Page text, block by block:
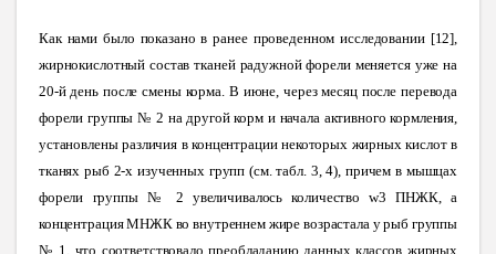
Как нами было показано в ранее проведенном исследовании [12],
жирнокислотный состав тканей радужной форели меняется уже на
20-й день после смены корма. В июне, через месяц после перевода
форели группы № 2 на другой корм и начала активного кормления,
установлены различия в концентрации некоторых жирных кислот в
тканях рыб 2-х изученных групп (см. табл. 3, 4), причем в мышцах
форели группы № 2 увеличивалось количествоw3 ПНЖК, а
концентрация МНЖК во внутреннем жире возрастала у рыб группы
№ 1, что соответствовало преобладанию данных классов жирных